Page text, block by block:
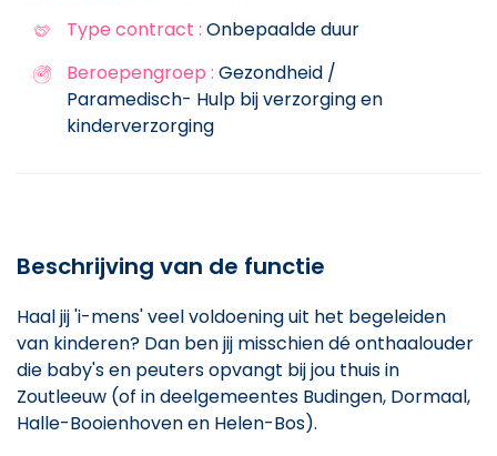
Type contract : Onbepaalde duur
Beroepengroep : Gezondheid /
Paramedisch- Hulp bij verzorging en
kinderverzorging
Beschrijving van de functie
Haal jij 'i-mens' veel voldoening uit het begeleiden
van kinderen? Dan ben jij misschien dé onthaalouder
die baby's en peuters opvangt bij jou thuis in
Zoutleeuw (of in deelgemeentes Budingen, Dormaal,
Halle-Booienhoven en Helen-Bos).